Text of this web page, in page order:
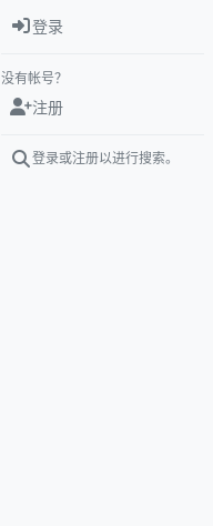
登录
没有帐号？
注册
登录或注册以进行搜索。